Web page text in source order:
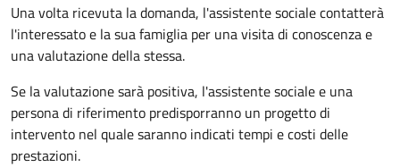
Una volta ricevuta la domanda, l'assistente sociale contatterà
l'interessato e la sua famiglia per una visita di conoscenza e
una valutazione della stessa.
Se la valutazione sarà positiva, l'assistente sociale e una
persona di riferimento predisporranno un progetto di
intervento nel quale saranno indicati tempi e costi delle
prestazioni.